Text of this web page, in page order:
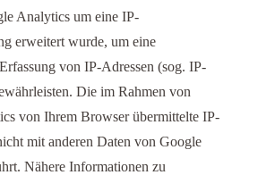
Analytics um eine IP-
erweitert wurde, um eine
von IP-Adressen (sog. IP-
Die im Rahmen von
von Ihrem Browser übermittelte IP-
mit anderen Daten von Google
Nähere Informationen zu